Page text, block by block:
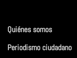
Quiénes somos
Periodismo ciudadano